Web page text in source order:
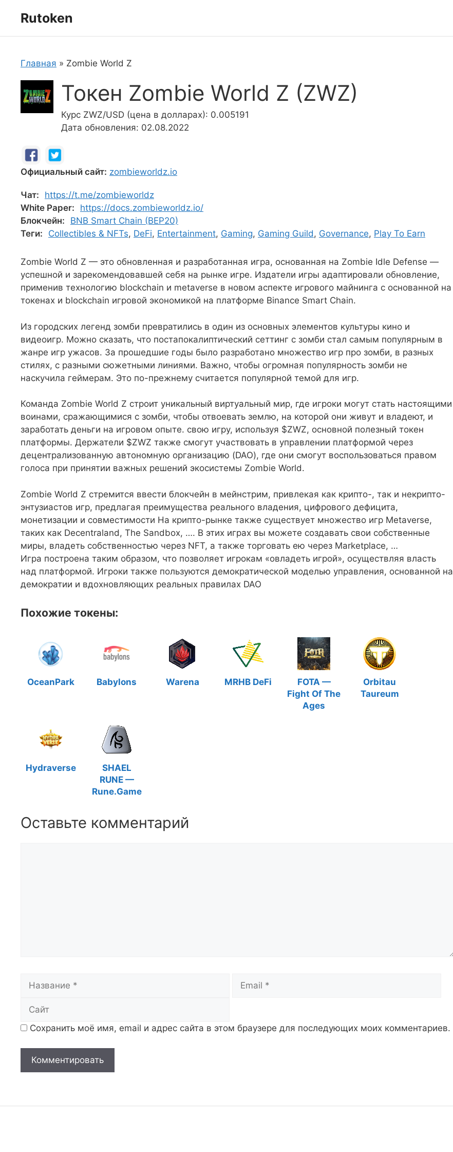
Rutoken
Главная » Zombie World Z
Токен Zombie World Z (ZWZ)
Курс ZWZ/USD (цена в долларах): 0.005191
Дата обновления: 02.08.2022
Официальный сайт: zombieworldz.io
Чат:
https://t.me/zombieworldz
White Paper:
https://docs.zombieworldz.io/
Блокчейн:
BNB Smart Chain (BEP20)
Теги:
Collectibles & NFTs, DeFi, Entertainment, Gaming, Gaming Guild, Governance, Play To Earn
Zombie World Z — это обновленная и разработанная игра, основанная на Zombie Idle Defense —
успешной и зарекомендовавшей себя на рынке игре. Издатели игры адаптировали обновление,
применив технологию blockchain и metaverse в новом аспекте игрового майнинга с основанной на
токенах и blockchain игровой экономикой на платформе Binance Smart Chain.
Из городских легенд зомби превратились в один из основных элементов культуры кино и
видеоигр. Можно сказать, что постапокалиптический сеттинг с зомби стал самым популярным в
жанре игр ужасов. За прошедшие годы было разработано множество игр про зомби, в разных
стилях, с разными сюжетными линиями. Важно, чтобы огромная популярность зомби не
наскучила геймерам. Это по-прежнему считается популярной темой для игр.
Команда Zombie World Z строит уникальный виртуальный мир, где игроки могут стать настоящими
воинами, сражающимися с зомби, чтобы отвоевать землю, на которой они живут и владеют, и
заработать деньги на игровом опыте. свою игру, используя $ZWZ, основной полезный токен
платформы. Держатели $ZWZ также смогут участвовать в управлении платформой через
децентрализованную автономную организацию (DAO), где они смогут воспользоваться правом
голоса при принятии важных решений экосистемы Zombie World.
Zombie World Z стремится ввести блокчейн в мейнстрим, привлекая как крипто-, так и некрипто-
энтузиастов игр, предлагая преимущества реального владения, цифрового дефицита,
монетизации и совместимости На крипто-рынке также существует множество игр Metaverse,
таких как Decentraland, The Sandbox, …. В этих играх вы можете создавать свои собственные
миры, владеть собственностью через NFT, а также торговать ею через Marketplace, …
Игра построена таким образом, что позволяет игрокам «овладеть игрой», осуществляя власть
над платформой. Игроки также пользуются демократической моделью управления, основанной на
демократии и вдохновляющих реальных правилах DAO
Похожие токены:
OceanPark Babylons Warena MRHB DeFi
FOTA —
Fight Of The
Ages
Orbitau
Taureum
Hydraverse
SHAEL
RUNE —
Rune.Game
Оставьте комментарий
Название Email
Сохранить моё имя, email и адрес сайта в этом браузере для последующих моих комментариев.